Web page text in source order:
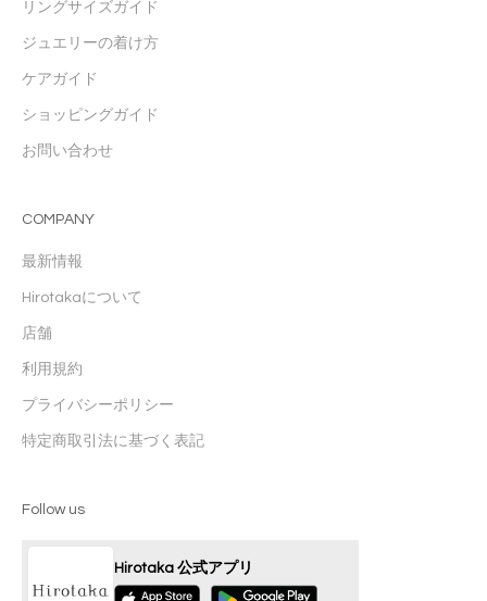
リングサイズガイド
ジュエリーの着け方
ケアガイド
ショッピングガイド
お問い合わせ
COMPANY
最新情報
Hirotakaについて
店舗
利用規約
プライバシーポリシー
特定商取引法に基づく表記
Follow us
Hirotaka 公式アプリ